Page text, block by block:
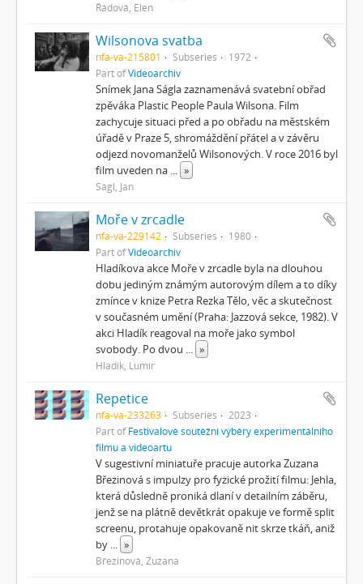
Řádová, Elen
Wilsonova svatba
nfa-va-215801 Subseries
1972
Part ofVideoarchiv
Snímek Jana Ságla zaznamenává svatební obřad
zpěváka Plastic People Paula Wilsona. Film
zachycuje situaci před a po obřadu na městském
úřadě v Praze 5, shromáždění přátel a v závěru
odjezd novomanželů Wilsonových. V roce 2016 byl
film uveden na ... »
Ságl, Jan
Moře v zrcadle
nfa-va-229142 Subseries
1980
Part ofVideoarchiv
Hladíkova akce Moře v zrcadle byla na dlouhou
dobu jediným známým autorovým dílem a to díky
zmínce v knize Petra Rezka Tělo, věc a skutečnost
v současném umění (Praha: Jazzová sekce, 1982). V
akci Hladík reagoval na moře jako symbol
svobody. Po dvou ... »
Hladík, Lumír
Repetice
nfa-va-233263 Subseries
2023
Part ofFestivalové soutěžní výběry experimentálního
filmu a videoartu
V sugestivní miniatuře pracuje autorka Zuzana
Březinová s impulzy pro fyzické prožití filmu: Jehla,
která důsledně proniká dlaní v detailním záběru,
jenž se na plátně devětkrát opakuje ve formě split
screenu, protahuje opakovaně nit skrze tkáň, aniž
by ... »
Březinová, Zuzana